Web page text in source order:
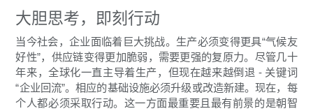
大胆思考，即刻行动
当今社会，企业面临着巨大挑战。生产必须变得更具“气候友
好性”，供应链变得更加脆弱，需要更强的复原力。尽管几十
年来，全球化一直主导着生产，但现在越来越倒退 - 关键词
“企业回流”。相应的基础设施必须升级或改造新建。现在，每
个人都必须采取行动。这一方面最重要且最有前景的是朝智